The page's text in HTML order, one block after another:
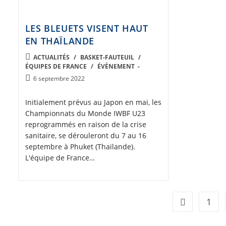
LES BLEUETS VISENT HAUT
EN THAÏLANDE
POST
CATEGORY:
ACTUALITÉS / BASKET-FAUTEUIL /
ÉQUIPES DE FRANCE / ÉVÈNEMENT
Post6 septembre 2022
Initialement prévus au Japon en mai, les
Championnats du Monde IWBF U23
reprogrammés en raison de la crise
sanitaire, se dérouleront du 7 au 16
septembre à Phuket (Thaïlande).
L'équipe de France…
Go to the
1